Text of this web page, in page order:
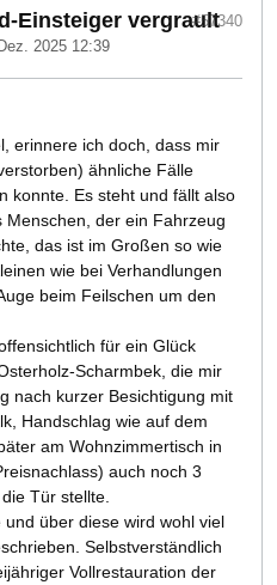
Einsteiger vergrault
2025 12:39
#57340
erinnere ich doch, dass mir
ähnliche Fälle
konnte. Es steht und fällt also
der ein Fahrzeug
das ist im Großen so wie
wie bei Verhandlungen
beim Feilschen um den
für ein Glück
Scharmbek, die mir
nach kurzer Besichtigung mit
Handschlag wie auf dem
am Wohnzimmertisch in
auch noch 3
Tür stellte.
über diese wird wohl viel
Selbstverständlich
Vollrestauration der